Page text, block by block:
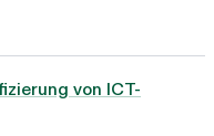
von ICT-